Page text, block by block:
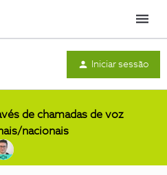
Menu
Iniciar sessão
de chamadas de voz
nacionais